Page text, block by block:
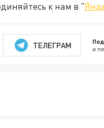
к нам в "
ТЕЛЕГРАМ и